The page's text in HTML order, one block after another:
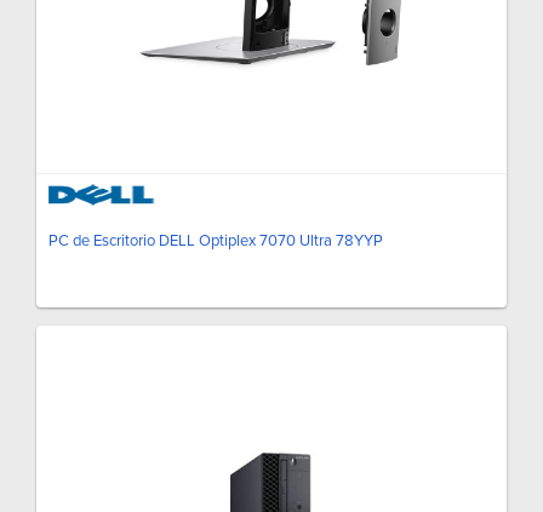
PC de Escritorio DELL Optiplex 7070 Ultra 78YYP